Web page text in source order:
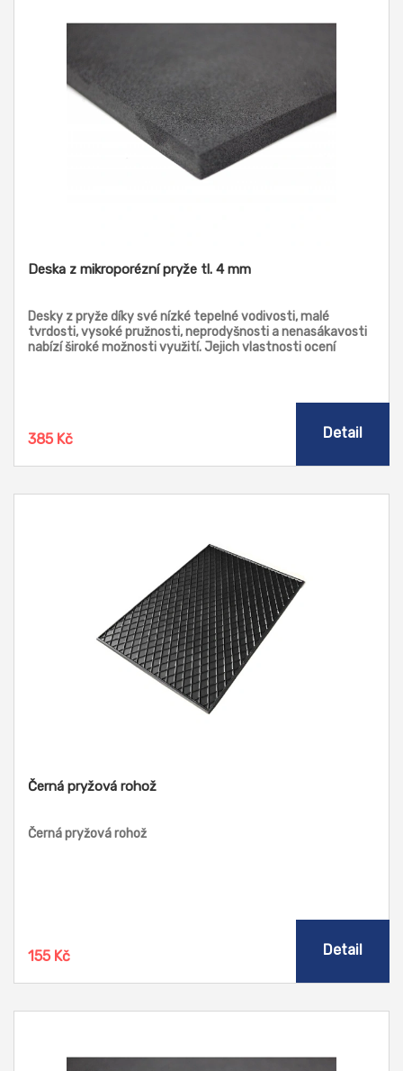
Deska z mikroporézní pryže tl. 4 mm
Desky z pryže díky své nízké tepelné vodivosti, malé
tvrdosti, vysoké pružnosti, neprodyšnosti a nenasákavosti
nabízí široké možnosti využití. Jejich vlastnosti ocení
385 Kč Detail
Černá pryžová rohož
Černá pryžová rohož
155 Kč Detail